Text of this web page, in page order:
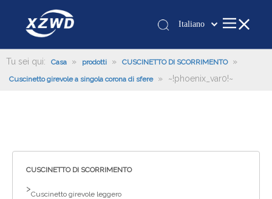
Italiano
românesc
Türk dili
Deutsch
Tu sei qui: Casa » prodotti » CUSCINETTO DI SCORRIMENTO »
Cuscinetto girevole a singola corona di sfere » ~!phoenix_var0!~
CUSCINETTO DI SCORRIMENTO
>
Cuscinetto girevole leggero